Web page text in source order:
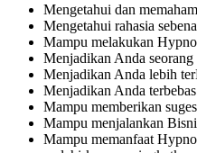
Mengetahui dan
Mengetahui rahasia
Mampu melakukan
Menjadikan Anda
Menjadikan Anda lebih
Menjadikan Anda
Mampu memberikan
Mampu menjalankan
Mampu memanfaat